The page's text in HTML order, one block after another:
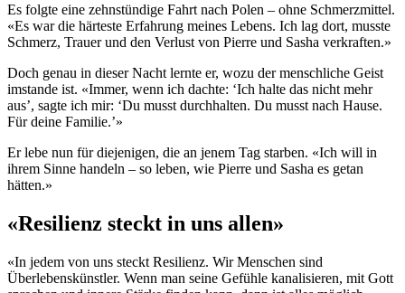
Es folgte eine zehnstündige Fahrt nach Polen – ohne Schmerzmittel.
«Es war die härteste Erfahrung meines Lebens. Ich lag dort, musste
Schmerz, Trauer und den Verlust von Pierre und Sasha verkraften.»
Doch genau in dieser Nacht lernte er, wozu der menschliche Geist
imstande ist. «Immer, wenn ich dachte: ‘Ich halte das nicht mehr
aus’, sagte ich mir: ‘Du musst durchhalten. Du musst nach Hause.
Für deine Familie.’»
Er lebe nun für diejenigen, die an jenem Tag starben. «Ich will in
ihrem Sinne handeln – so leben, wie Pierre und Sasha es getan
hätten.»
«Resilienz steckt in uns allen»
«In jedem von uns steckt Resilienz. Wir Menschen sind
Überlebenskünstler. Wenn man seine Gefühle kanalisieren, mit Gott